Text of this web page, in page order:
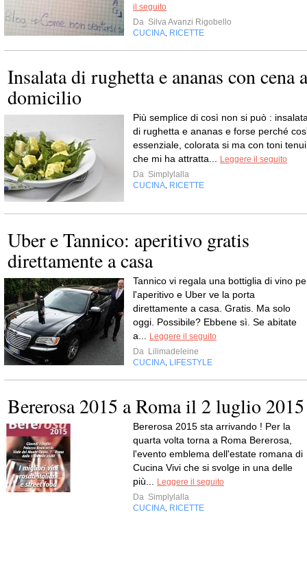
il seguito
Da Silva Avanzi Rigobello
CUCINA RICETTE
Insalata di rughetta e ananas con cena a
domicilio
Più semplice di così non si può :
di rughetta e ananas e forse perché
essenziale, colorata si ma con toni tenui
che mi ha attratta...
Leggere il seguito
Da Simplylalla
CUCINA RICETTE
Uber e Tannico: aperitivo gratis
direttamente a casa
Tannico vi regala una bottiglia di vino
l'aperitivo e Uber ve la porta
direttamente a casa. Gratis. Ma solo
oggi. Possibile? Ebbene sì. Se abitate
a...
Leggere il seguito
Da Lilimadeleine
CUCINA LIFESTYLE
Bererosa 2015 a Roma il 2 luglio 2015
Bererosa 2015 sta arrivando ! Per la
quarta volta torna a Roma Bererosa,
l'evento emblema dell'estate romana di
Cucina Vivi che si svolge in una delle
più...
Leggere il seguito
Da Simplylalla
CUCINA RICETTE